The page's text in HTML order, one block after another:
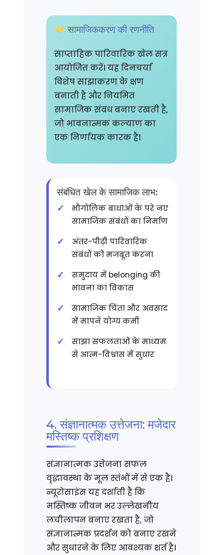
सामाजिककरण की रणनीति
साप्ताहिक पारिवारिक खेल सत्र
आयोजित करें। यह दिनचर्या
विशेष साझाकरण के क्षण
बनाती है और नियमित
सामाजिक संबंध बनाए रखती है,
जो भावनात्मक कल्याण का
एक निर्णायक कारक है।
संबंधित खेल के सामाजिक लाभ:
भौगोलिक बाधाओं के परे नए
सामाजिक संबंधों का निर्माण
अंतर-पीढ़ी पारिवारिक
संबंधों को मजबूत करना
समुदाय में belonging की
भावना का विकास
सामाजिक चिंता और अवसाद
में मापने योग्य कमी
साझा सफलताओं के माध्यम
से आत्म-विश्वास में सुधार
4. संज्ञानात्मक उत्तेजना: मजेदार
मस्तिष्क प्रशिक्षण
संज्ञानात्मक उत्तेजना सफल
वृद्धावस्था के मूल स्तंभों में से एक है।
न्यूरोसाइंस यह दर्शाती है कि
मस्तिष्क जीवन भर उल्लेखनीय
लचीलापन बनाए रखता है, जो
संज्ञानात्मक प्रदर्शन को बनाए रखने
और सुधारने के लिए आवश्यक शर्त है।